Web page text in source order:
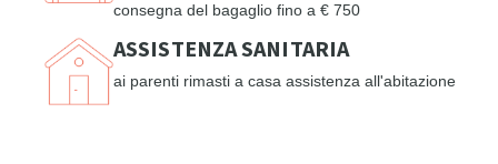
consegna del bagaglio fino a € 750
ASSISTENZA SANITARIA
ai parenti rimasti a casa assistenza all'abitazione